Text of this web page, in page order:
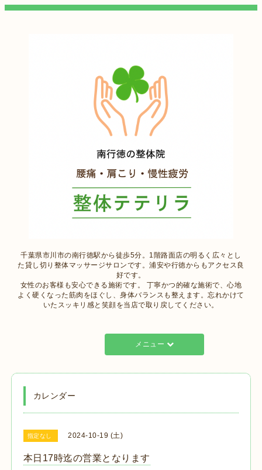
千葉県市川市の南行徳駅から徒歩5分。1階路面店の明るく広々とし
た貸し切り整体マッサージサロンです。浦安や行徳からもアクセス良
好です。
女性のお客様も安心できる施術です。 丁寧かつ的確な施術で、心地
よく硬くなった筋肉をほぐし、身体バランスも整えます。忘れかけて
いたスッキリ感と笑顔を当店で取り戻してください。
メニュー
カレンダー
指定なし 2024-10-19 (土)
本日17時迄の営業となります